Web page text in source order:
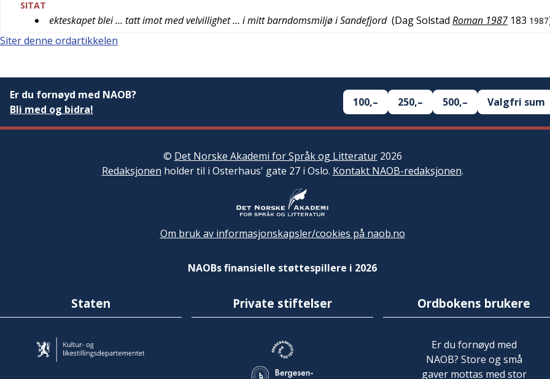
SITAT
ekteskapet blei … tatt imot med velvillighet … i mitt barndomsmiljø i Sandefjord (Dag Solstad Roman 1987 183 1987
Siter denne ordartikkelen
Er du fornøyd med NAOB?
Bli med og bidra!
100,– 250,– 500,– Valgfri sum
© Det Norske Akademi for Språk og Litteratur2026
Redaksjonen holder til i Osterhaus' gate 27 i Oslo. Kontakt NAOB-redaksjonen.
Om bruk av informasjonskapsler/cookies på naob.no
NAOBs finansielle støttespillere i 2026
Staten Private stiftelser Ordbokens brukere
Er du fornøyd med
NAOB? Store og små
gaver mottas med stor